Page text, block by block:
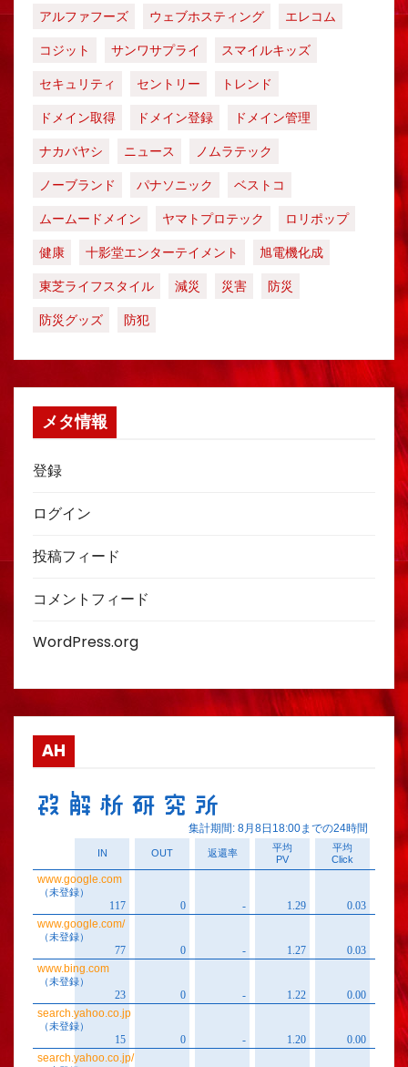
アルファフーズ ウェブホスティング
エレコム
コジット
サンワサプライ
スマイルキッズ
セキュリティ
セントリー
トレンド
ドメイン取得
ドメイン登録
ドメイン管理
ナカバヤシ
ニュース
ノムラテック
ノーブランド
パナソニック
ベストコ
ムームードメイン
ヤマトプロテック
ロリポップ
健康
十影堂エンターテイメント
旭電機化成
東芝ライフスタイル
減災 災害
防災
防災グッズ
防犯
メタ情報
登録
ログイン
投稿フィード
コメントフィード
WordPress.org
AH